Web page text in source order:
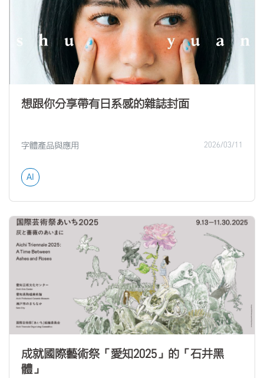
想跟你分享帶有日系感的雜誌封面
字體產品與應用 2026/03/11
AI
成就國際藝術祭「愛知2025」的「石井黑
體」